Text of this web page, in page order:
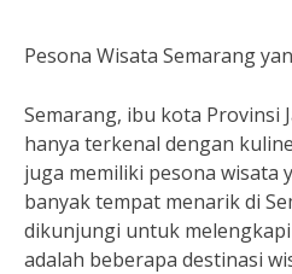
Pesona Wisata Semarang
Semarang, ibu kota Provinsi
hanya terkenal dengan
juga memiliki pesona wisata
banyak tempat menarik di
dikunjungi untuk
adalah beberapa destinasi